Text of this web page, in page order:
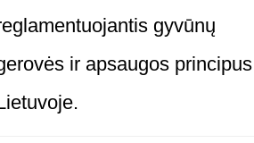
gyvūnų
ir apsaugos principus